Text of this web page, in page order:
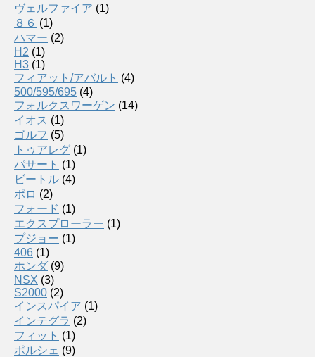
ヴェルファイア (1)
８６ (1)
ハマー (2)
H2 (1)
H3 (1)
フィアット/アバルト (4)
500/595/695 (4)
フォルクスワーゲン (14)
イオス (1)
ゴルフ (5)
トゥアレグ (1)
パサート (1)
ビートル (4)
ポロ (2)
フォード (1)
エクスプローラー (1)
プジョー (1)
406 (1)
ホンダ (9)
NSX (3)
S2000 (2)
インスパイア (1)
インテグラ (2)
フィット (1)
ポルシェ (9)